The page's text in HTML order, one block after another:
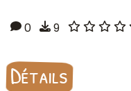
0 9
Détails